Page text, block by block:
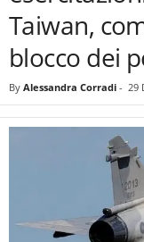
Taiwan,
blocco dei
By Alessandra Corradi - 29